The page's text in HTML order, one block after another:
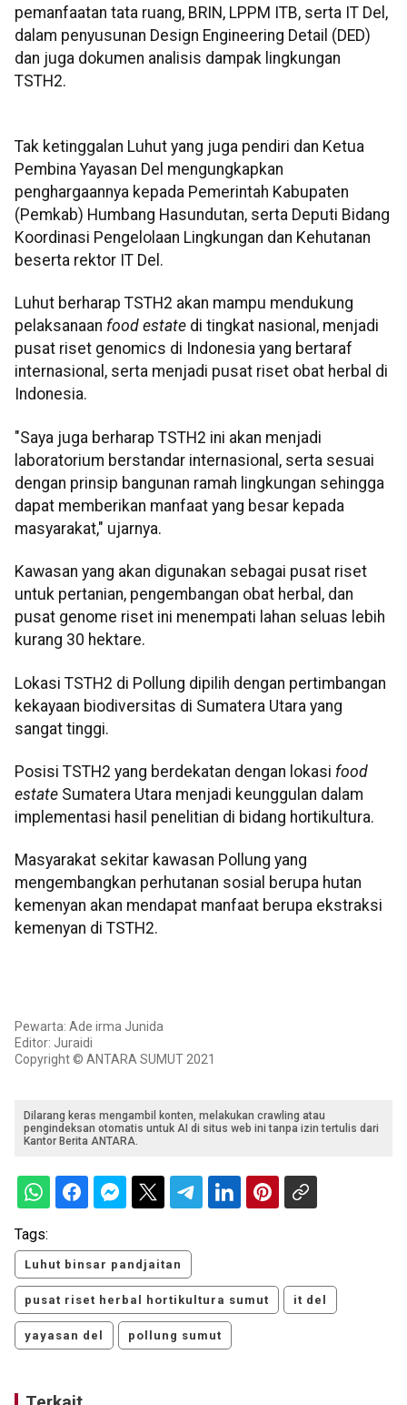
pemanfaatan tata ruang, BRIN, LPPM ITB, serta IT Del,
dalam penyusunan Design Engineering Detail (DED)
dan juga dokumen analisis dampak lingkungan
TSTH2.
Tak ketinggalan Luhut yang juga pendiri dan Ketua
Pembina Yayasan Del mengungkapkan
penghargaannya kepada Pemerintah Kabupaten
(Pemkab) Humbang Hasundutan, serta Deputi Bidang
Koordinasi Pengelolaan Lingkungan dan Kehutanan
beserta rektor IT Del.
Luhut berharap TSTH2 akan mampu mendukung
pelaksanaan food estate di tingkat nasional, menjadi
pusat riset genomics di Indonesia yang bertaraf
internasional, serta menjadi pusat riset obat herbal di
Indonesia.
"Saya juga berharap TSTH2 ini akan menjadi
laboratorium berstandar internasional, serta sesuai
dengan prinsip bangunan ramah lingkungan sehingga
dapat memberikan manfaat yang besar kepada
masyarakat," ujarnya.
Kawasan yang akan digunakan sebagai pusat riset
untuk pertanian, pengembangan obat herbal, dan
pusat genome riset ini menempati lahan seluas lebih
kurang 30 hektare.
Lokasi TSTH2 di Pollung dipilih dengan pertimbangan
kekayaan biodiversitas di Sumatera Utara yang
sangat tinggi.
Posisi TSTH2 yang berdekatan dengan lokasi food
estate Sumatera Utara menjadi keunggulan dalam
implementasi hasil penelitian di bidang hortikultura.
Masyarakat sekitar kawasan Pollung yang
mengembangkan perhutanan sosial berupa hutan
kemenyan akan mendapat manfaat berupa ekstraksi
kemenyan di TSTH2.
Pewarta: Ade irma Junida
Editor: Juraidi
Copyright © ANTARA SUMUT 2021
Dilarang keras mengambil konten, melakukan crawling atau
pengindeksan otomatis untuk AI di situs web ini tanpa izin tertulis dari
Kantor Berita ANTARA.
Tags:
Luhut binsar pandjaitan
pusat riset herbal hortikultura sumut it del
yayasan del pollung sumut